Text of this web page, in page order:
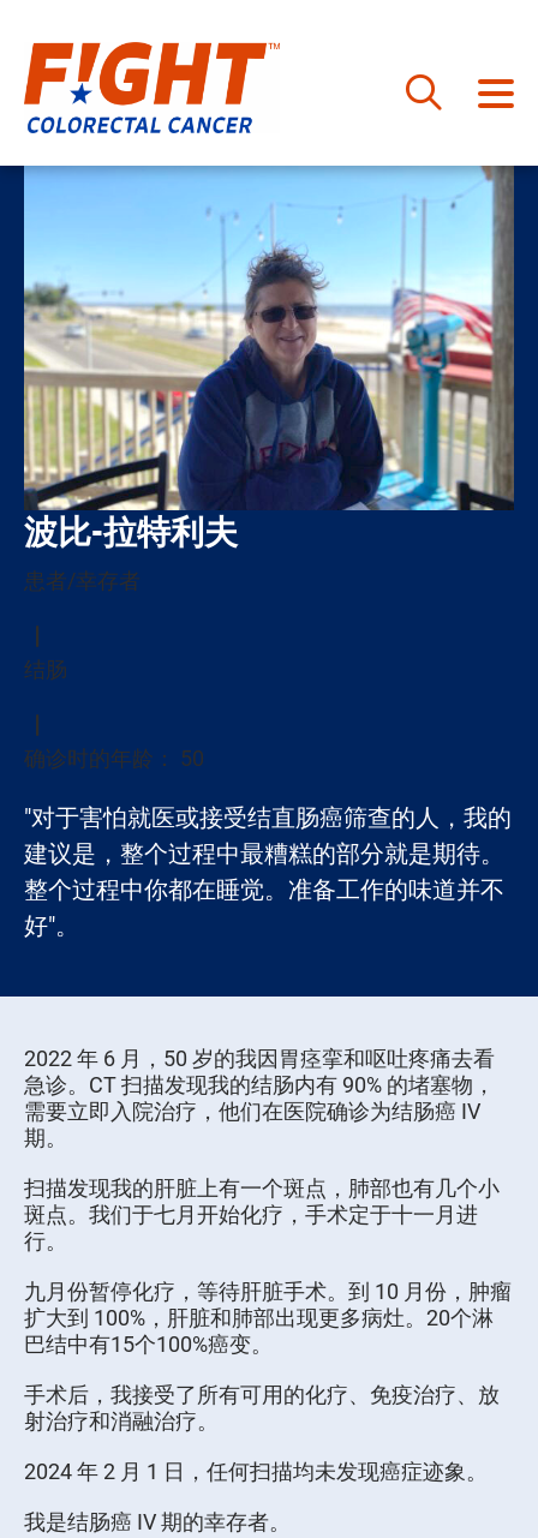
至
波比-拉特利夫
患者/幸存者
结肠
确诊时的年龄： 50
"对于害怕就医或接受结直肠癌筛查的人，我的
建议是，整个过程中最糟糕的部分就是期待。
整个过程中你都在睡觉。准备工作的味道并不
好"。
2022 年 6 月，50 岁的我因胃痉挛和呕吐疼痛去看
急诊。CT 扫描发现我的结肠内有 90% 的堵塞物，
需要立即入院治疗，他们在医院确诊为结肠癌 IV
期。
扫描发现我的肝脏上有一个斑点，肺部也有几个小
斑点。我们于七月开始化疗，手术定于十一月进
行。
九月份暂停化疗，等待肝脏手术。到 10 月份，肿瘤
扩大到 100%，肝脏和肺部出现更多病灶。20个淋
巴结中有15个100%癌变。
手术后，我接受了所有可用的化疗、免疫治疗、放
射治疗和消融治疗。
2024 年 2 月 1 日，任何扫描均未发现癌症迹象。
我是结肠癌 IV 期的幸存者。